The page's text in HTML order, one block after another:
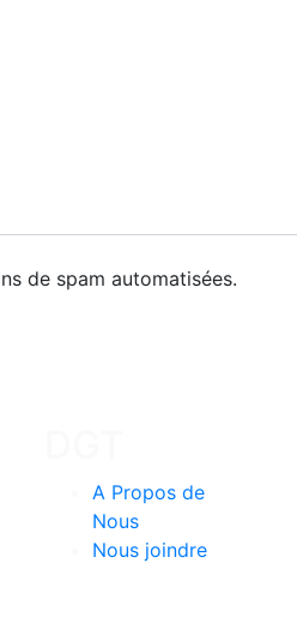
de spam automatisées.
A Propos de
Nous
Nous joindre